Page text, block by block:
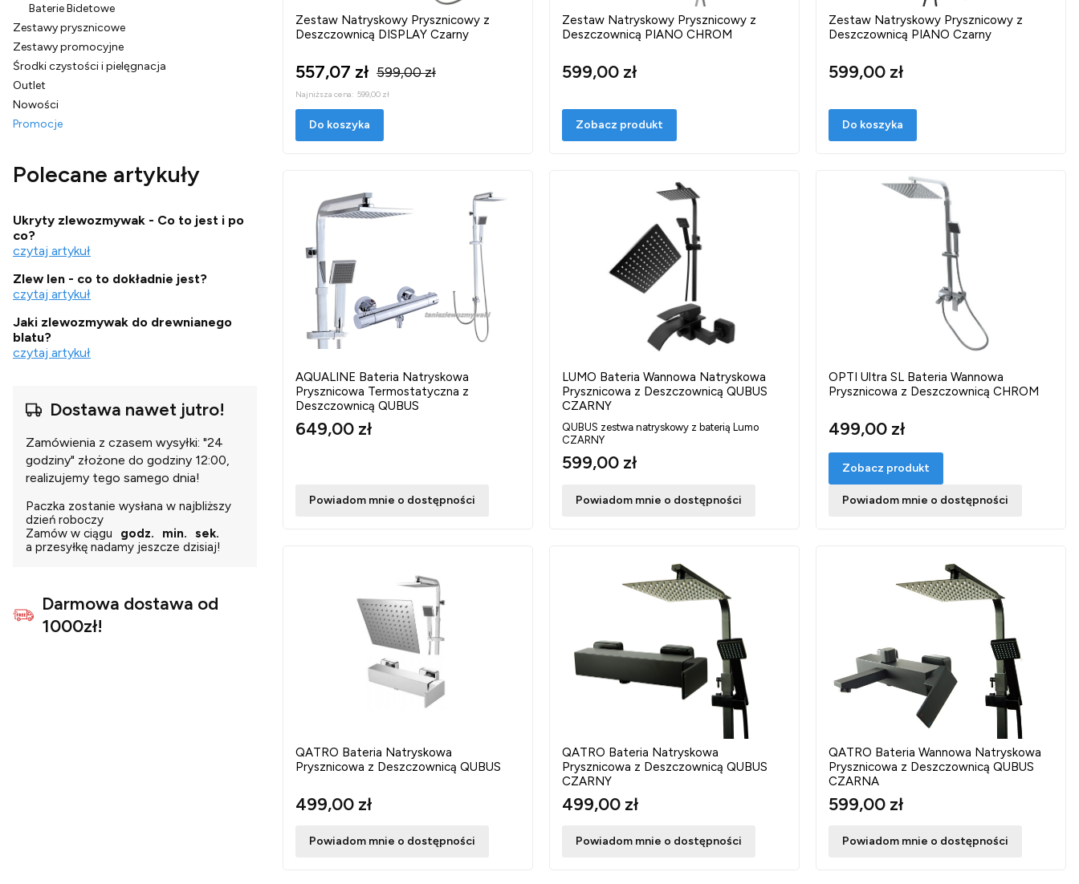
Baterie Bidetowe
Zestawy prysznicowe
Zestawy promocyjne
Środki czystości i pielęgnacja
Outlet
Nowości
Promocje
Polecane artykuły
Ukryty zlewozmywak - Co to jest i po
co?
czytaj artykuł
Zlew len - co to dokładnie jest?
czytaj artykuł
Jaki zlewozmywak do drewnianego
blatu?
czytaj artykuł
Dostawa nawet jutro!
Zamówienia z czasem wysyłki: "24
godziny" złożone do godziny 12:00,
realizujemy tego samego dnia!
Paczka zostanie wysłana w najbliższy
dzień roboczy
Zamów w ciągu
godz. min.
sek.
a przesyłkę nadamy jeszcze dzisiaj!
Darmowa dostawa od
1000zł!
Zestaw Natryskowy Prysznicowy z
Deszczownicą DISPLAY Czarny
557,07 zł 599,00 zł
Najniższa cena: 599,00 zł
Do koszyka
Zestaw Natryskowy Prysznicowy z
Deszczownicą PIANO CHROM
599,00 zł
Zobacz produkt
Zestaw Natryskowy Prysznicowy z
Deszczownicą PIANO Czarny
599,00 zł
Do koszyka
AQUALINE Bateria Natryskowa
Prysznicowa Termostatyczna z
Deszczownicą QUBUS
649,00 zł
Powiadom mnie o dostępności
LUMO Bateria Wannowa Natryskowa
Prysznicowa z Deszczownicą QUBUS
CZARNY
QUBUS zestwa natryskowy z baterią Lumo
CZARNY
599,00 zł
Powiadom mnie o dostępności
OPTI Ultra SL Bateria Wannowa
Prysznicowa z Deszczownicą CHROM
499,00 zł
Zobacz produkt
Powiadom mnie o dostępności
QATRO Bateria Natryskowa
Prysznicowa z Deszczownicą QUBUS
499,00 zł
Powiadom mnie o dostępności
QATRO Bateria Natryskowa
Prysznicowa z Deszczownicą QUBUS
CZARNY
499,00 zł
Powiadom mnie o dostępności
QATRO Bateria Wannowa Natryskowa
Prysznicowa z Deszczownicą QUBUS
CZARNA
599,00 zł
Powiadom mnie o dostępności